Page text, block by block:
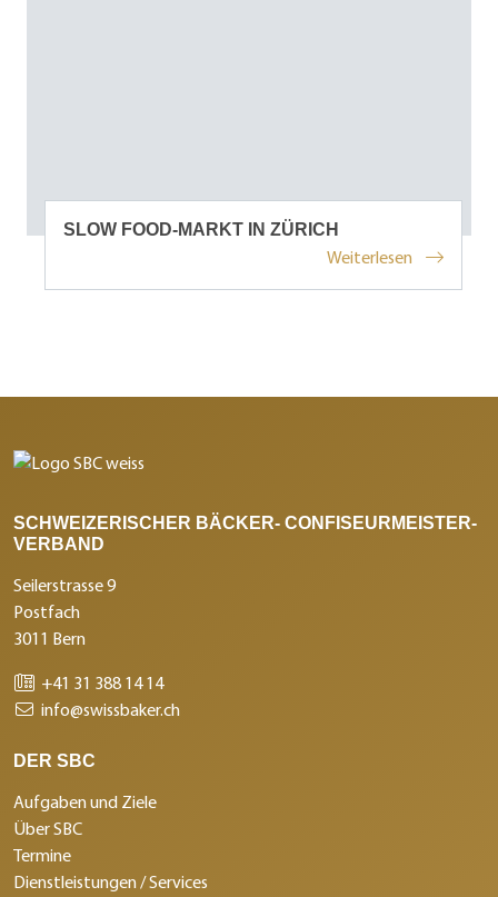
SLOW FOOD-MARKT IN ZÜRICH
Weiterlesen
SCHWEIZERISCHER BÄCKER- CONFISEURMEISTER-
VERBAND
Seilerstrasse 9
Postfach
3011 Bern
+41 31 388 14 14
info@swissbaker.ch
DER SBC
Aufgaben und Ziele
Über SBC
Termine
Dienstleistungen / Services